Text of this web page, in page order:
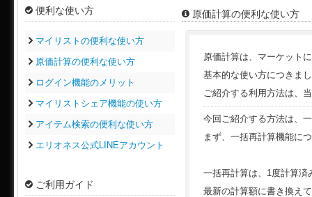
便利な使い方
マイリストの便利な使い方
原価計算の便利な使い方
ログイン機能のメリット
マイリストシェア機能の使い方
アイテム検索の便利な使い方
エリオネス公式LINEアカウント
ご利用ガイド
原価計算の便利な使い方
原価計算は、マーケット
基本的な使い方につきま
ご紹介する利用方法は、
今回ご紹介する方法は、
まず、一括再計算機能に
一括再計算は、1度計算済
最新の計算額に書き換え